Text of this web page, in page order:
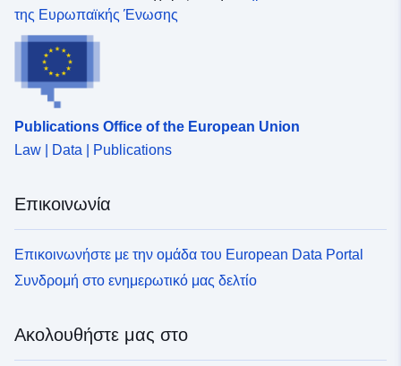
uriRef:
της Ευρωπαϊκής Ένωσης
Publications Office of the European Union
Law | Data | Publications
Επικοινωνία
Επικοινωνήστε με την ομάδα του European Data Portal
Συνδρομή στο ενημερωτικό μας δελτίο
Ακολουθήστε μας στο